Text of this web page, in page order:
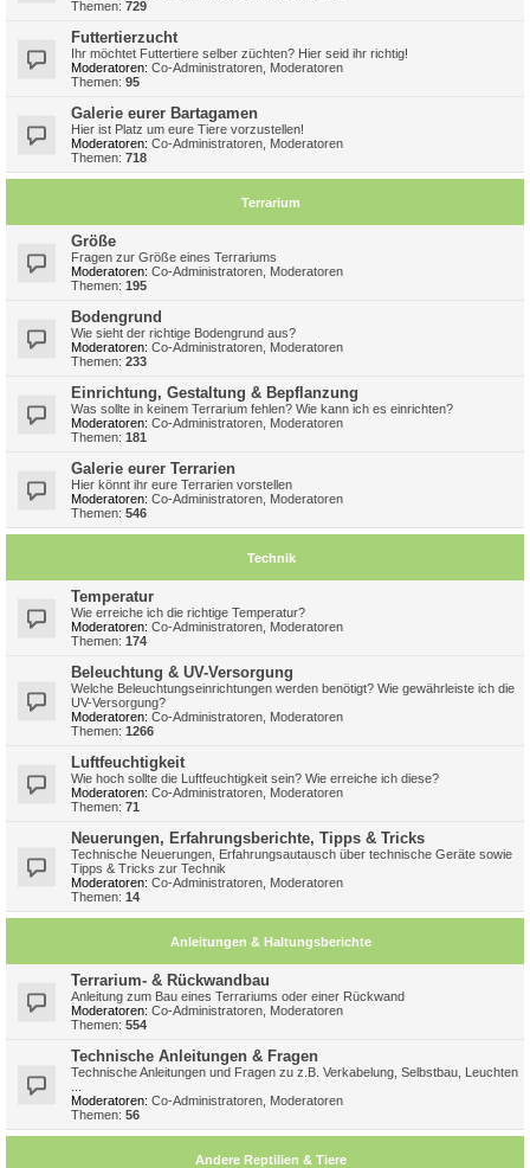
Themen: 729
Futtertierzucht
Ihr möchtet Futtertiere selber züchten? Hier seid ihr richtig!
Moderatoren: Co-Administratoren Moderatoren
Themen: 95
Galerie eurer Bartagamen
Hier ist Platz um eure Tiere vorzustellen!
Moderatoren: Co-Administratoren Moderatoren
Themen: 718
Terrarium
Größe
Fragen zur Größe eines Terrariums
Moderatoren: Co-Administratoren Moderatoren
Themen: 195
Bodengrund
Wie sieht der richtige Bodengrund aus?
Moderatoren: Co-Administratoren Moderatoren
Themen: 233
Einrichtung, Gestaltung & Bepflanzung
Was sollte in keinem Terrarium fehlen? Wie kann ich es einrichten?
Moderatoren: Co-Administratoren Moderatoren
Themen: 181
Galerie eurer Terrarien
Hier könnt ihr eure Terrarien vorstellen
Moderatoren: Co-Administratoren Moderatoren
Themen: 546
Technik
Temperatur
Wie erreiche ich die richtige Temperatur?
Moderatoren: Co-Administratoren Moderatoren
Themen: 174
Beleuchtung & UV-Versorgung
Welche Beleuchtungseinrichtungen werden benötigt? Wie gewährleiste ich die
UV-Versorgung?
Moderatoren: Co-Administratoren Moderatoren
Themen: 1266
Luftfeuchtigkeit
Wie hoch sollte die Luftfeuchtigkeit sein? Wie erreiche ich diese?
Moderatoren: Co-Administratoren Moderatoren
Themen: 71
Neuerungen, Erfahrungsberichte, Tipps & Tricks
Technische Neuerungen, Erfahrungsautausch über technische Geräte sowie
Tipps & Tricks zur Technik
Moderatoren: Co-Administratoren Moderatoren
Themen: 14
Anleitungen & Haltungsberichte
Terrarium- & Rückwandbau
Anleitung zum Bau eines Terrariums oder einer Rückwand
Moderatoren: Co-Administratoren Moderatoren
Themen: 554
Technische Anleitungen & Fragen
Technische Anleitungen und Fragen zu z.B. Verkabelung, Selbstbau, Leuchten
Moderatoren: Co-Administratoren Moderatoren
Themen: 56
Andere Reptilien & Tiere